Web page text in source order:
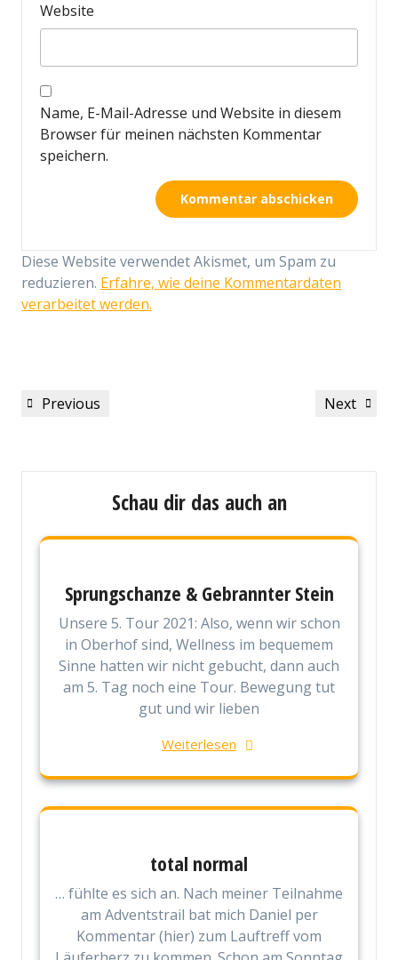
Website
Name, E-Mail-Adresse und Website in diesem
Browser für meinen nächsten Kommentar
speichern.
Diese Website verwendet Akismet, um Spam zu
reduzieren. Erfahre, wie deine Kommentardaten
verarbeitet werden.
Beitragsnavigation
Previous
Previous
Next
Next
Schau dir das auch an
Sprungschanze & Gebrannter Stein
Unsere 5. Tour 2021: Also, wenn wir schon
in Oberhof sind, Wellness im bequemem
Sinne hatten wir nicht gebucht, dann auch
am 5. Tag noch eine Tour. Bewegung tut
gut und wir lieben
Weiterlesen
total normal
… fühlte es sich an. Nach meiner Teilnahme
am Adventstrail bat mich Daniel per
Kommentar (hier) zum Lauftreff vom